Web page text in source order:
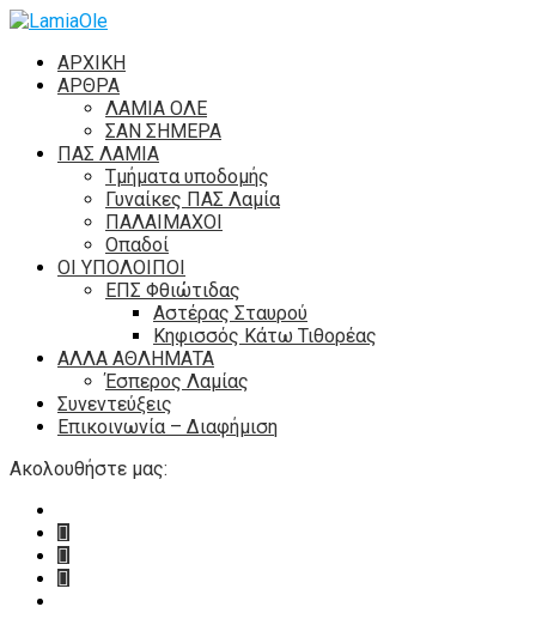
ΑΡΧΙΚΗ
ΑΡΘΡΑ
ΛΑΜΙΑ ΟΛΕ
ΣΑΝ ΣΗΜΕΡΑ
ΠΑΣ ΛΑΜΙΑ
Τμήματα υποδομής
Γυναίκες ΠΑΣ Λαμία
ΠΑΛΑΙΜΑΧΟΙ
Οπαδοί
ΟΙ ΥΠΟΛΟΙΠΟΙ
ΕΠΣ Φθιώτιδας
Αστέρας Σταυρού
Κηφισσός Κάτω Τιθορέας
ΑΛΛΑ ΑΘΛΗΜΑΤΑ
Έσπερος Λαμίας
Συνεντεύξεις
Επικοινωνία – Διαφήμιση
Ακολουθήστε μας: